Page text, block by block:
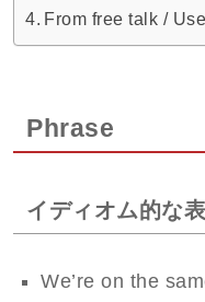
From free talk /
Phrase
イディオム的な
We’re on the